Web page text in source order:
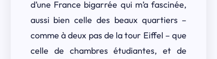
d’une France bigarrée qui m’a fascinée,
aussi bien celle des beaux quartiers –
comme à deux pas de la tour Eiffel – que
celle de chambres étudiantes, et de